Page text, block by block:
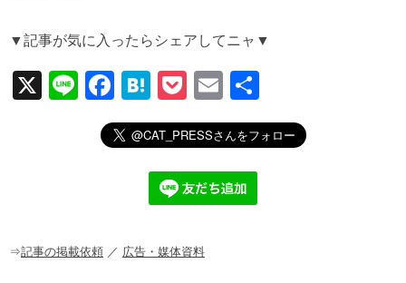
▼記事が気に入ったらシェアしてニャ▼
X
Li
F
a
c
o
H
at
e
n
a
P
o
ck
et
E
m
ail
有
⇒記事の掲載依頼 ／ 広告・媒体資料